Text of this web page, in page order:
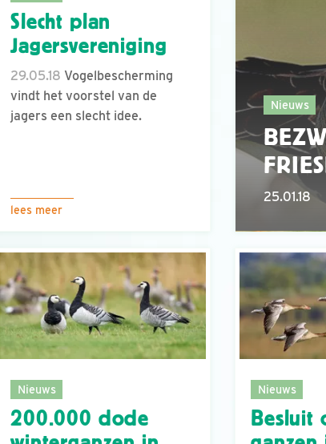
Slecht plan
Jagersvereniging
29.05.18 Vogelbescherming
vindt het voorstel van de
jagers een slecht idee.
lees meer
Nieuws
25.01.18
Nieuws
200.000 dode
Nieuws
Besluit